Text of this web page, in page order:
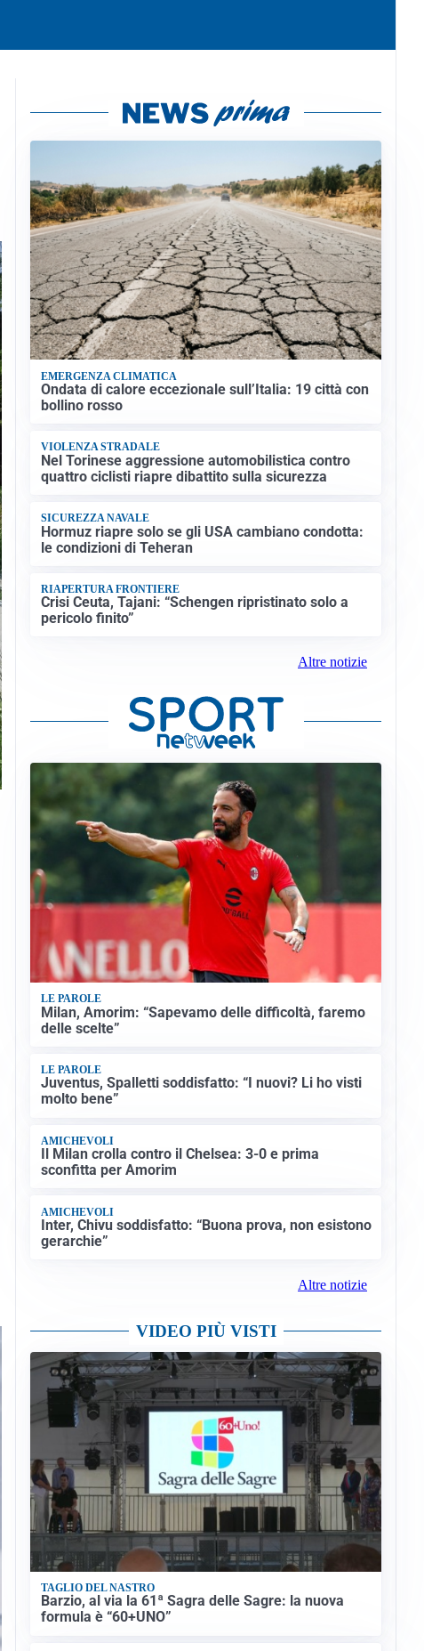
EMERGENZA CLIMATICA
Ondata di calore eccezionale sull’Italia: 19 città con
bollino rosso
VIOLENZA STRADALE
Nel Torinese aggressione automobilistica contro
quattro ciclisti riapre dibattito sulla sicurezza
SICUREZZA NAVALE
Hormuz riapre solo se gli USA cambiano condotta:
le condizioni di Teheran
RIAPERTURA FRONTIERE
Crisi Ceuta, Tajani: “Schengen ripristinato solo a
pericolo finito”
Altre notizie
LE PAROLE
Milan, Amorim: “Sapevamo delle difficoltà, faremo
delle scelte”
LE PAROLE
Juventus, Spalletti soddisfatto: “I nuovi? Li ho visti
molto bene”
AMICHEVOLI
Il Milan crolla contro il Chelsea: 3-0 e prima
sconfitta per Amorim
AMICHEVOLI
Inter, Chivu soddisfatto: “Buona prova, non esistono
gerarchie”
Altre notizie
VIDEO PIÙ VISTI
TAGLIO DEL NASTRO
Barzio, al via la 61ª Sagra delle Sagre: la nuova
formula è “60+UNO”